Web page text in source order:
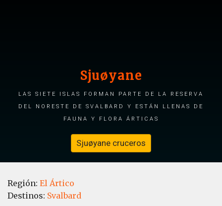
Sjuøyane
Las Siete Islas forman parte de la Reserva
del Noreste de Svalbard y están llenas de
fauna y flora árticas
Sjuøyane cruceros
Región: El Ártico
Destinos: Svalbard